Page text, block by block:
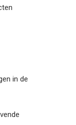
in de